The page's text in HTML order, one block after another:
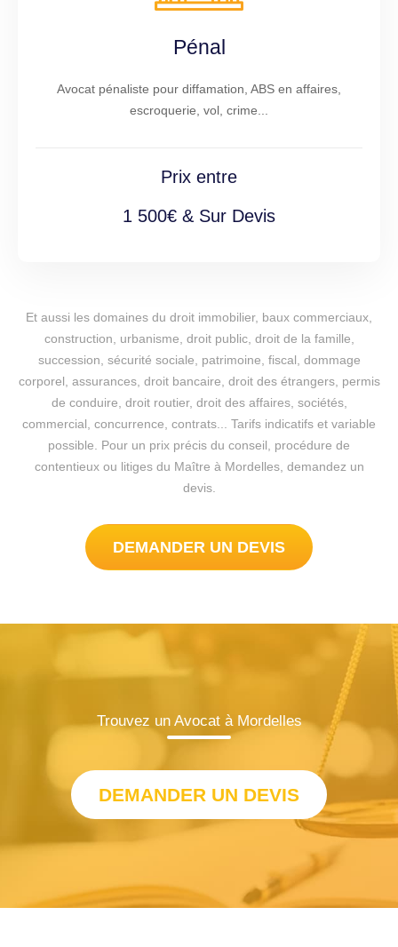
Pénal
Avocat pénaliste pour diffamation, ABS en affaires,
escroquerie, vol, crime...
Prix entre
1 500€ & Sur Devis
Et aussi les domaines du droit immobilier, baux commerciaux,
construction, urbanisme, droit public, droit de la famille,
succession, sécurité sociale, patrimoine, fiscal, dommage
corporel, assurances, droit bancaire, droit des étrangers, permis
de conduire, droit routier, droit des affaires, sociétés,
commercial, concurrence, contrats... Tarifs indicatifs et variable
possible. Pour un prix précis du conseil, procédure de
contentieux ou litiges du Maître à Mordelles, demandez un
devis.
DEMANDER UN DEVIS
Trouvez un Avocat à Mordelles
DEMANDER UN DEVIS